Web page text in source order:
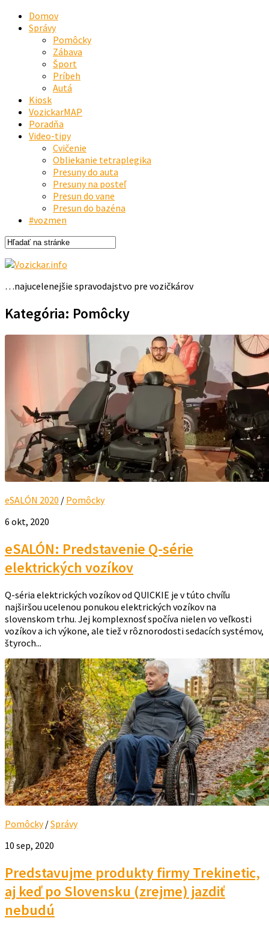
Domov
Správy
Pomôcky
Zábava
Šport
Príbeh
Autá
Kiosk
VozickarMAP
Poradňa
Video-tipy
Cvičenie
Obliekanie tetraplegika
Presuny do auta
Presuny na posteľ
Presun do vane
Presun do bazéna
#vozmen
…najucelenejšie spravodajstvo pre vozičkárov
Kategória: Pomôcky
eSALÓN 2020 / Pomôcky
6 okt, 2020
eSALÓN: Predstavenie Q-série
elektrických vozíkov
Q-séria elektrických vozíkov od QUICKIE je v túto chvíľu
najširšou ucelenou ponukou elektrických vozíkov na
slovenskom trhu. Jej komplexnosť spočíva nielen vo veľkosti
vozíkov a ich výkone, ale tiež v rôznorodosti sedacích systémov,
štyroch...
Pomôcky/Správy
10 sep, 2020
Predstavujme produkty firmy Trekinetic,
aj keď po Slovensku (zrejme) jazdiť
nebudú